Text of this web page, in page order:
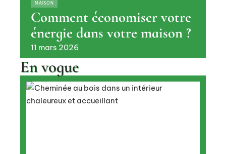
MAISON
Comment économiser votre
énergie dans votre maison ?
11 mars 2026
En vogue